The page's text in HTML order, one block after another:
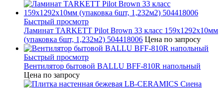
Быстрый просмотр
Ламинат TARKETT Pilot Brown 33 класс 159х1292х10мм
(упаковка 6шт, 1,232м2) 504418006 Цена по запросу
Быстрый просмотр
Вентилятор бытовой BALLU BFF-810R напольный
Цена по запросу